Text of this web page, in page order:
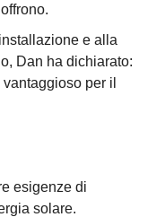
e alla
Dan ha dichiarato:
per il
esigenze di
solare.